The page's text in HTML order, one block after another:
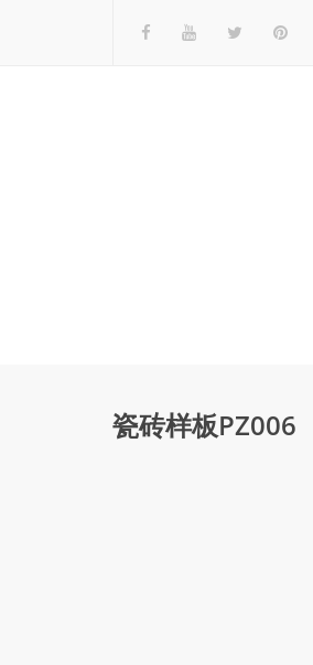
瓷砖样板PZ006